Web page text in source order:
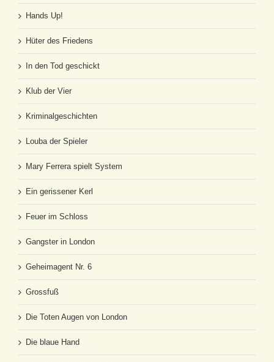
Hands Up!
Hüter des Friedens
In den Tod geschickt
Klub der Vier
Kriminalgeschichten
Louba der Spieler
Mary Ferrera spielt System
Ein gerissener Kerl
Feuer im Schloss
Gangster in London
Geheimagent Nr. 6
Grossfuß
Die Toten Augen von London
Die blaue Hand